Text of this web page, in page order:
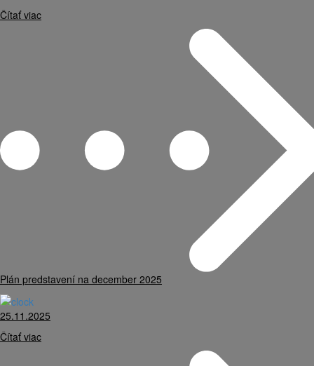
Čítať viac
Plán predstavení na december 2025
25.11.2025
Čítať viac